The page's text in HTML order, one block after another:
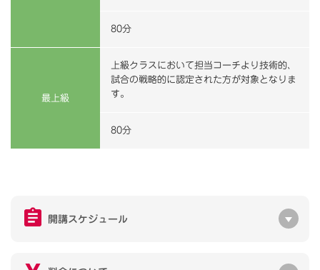
80分
最上級
上級クラスにおいて担当コーチより技術的、
試合の戦略的に認定された方が対象となりま
す。
80分
開講スケジュール